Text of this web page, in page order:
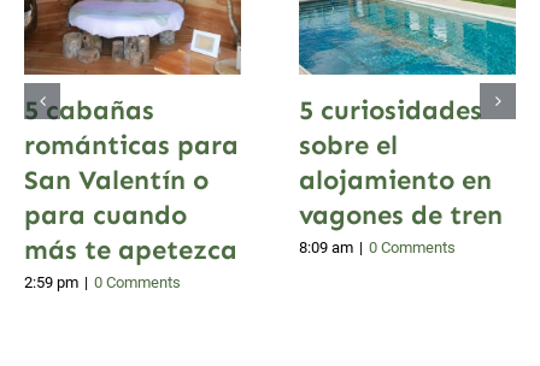
5 cabañas
románticas para
San Valentín o
para cuando
más te apetezca
2:59 pm | 0 Comments
5 curiosidades
sobre el
alojamiento en
vagones de tren
8:09 am | 0 Comments